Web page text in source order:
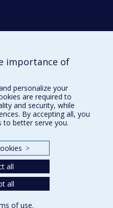
importance of
personalize your
are required to
and security, while
By accepting all, you
better serve you.
>
all
all
of use.